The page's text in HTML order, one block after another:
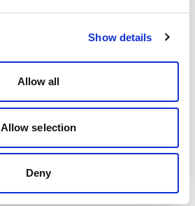
Show details
Allow all
Allow selection
Deny